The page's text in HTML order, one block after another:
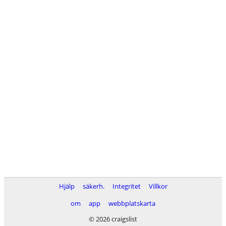
Hjälp säkerh. Integritet
Villkor
om
app
webbplatskarta
© 2026 craigslist